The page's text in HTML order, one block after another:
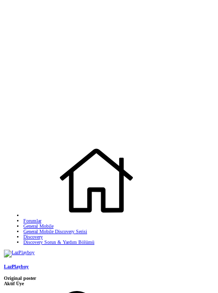
Forumlar
General Mobile
General Mobile Discovery Serisi
Discovery
Discovery Sorun & Yardım Bölümü
LazPlayboy
Original poster
Aktif Üye